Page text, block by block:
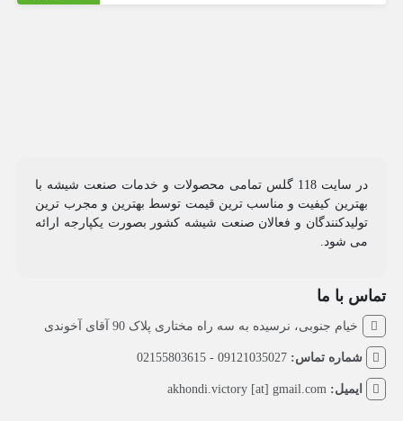
در سایت 118 گلس تمامی محصولات و خدمات صنعت شیشه با
بهترین کیفیت و مناسب ترین قیمت توسط بهترین و مجرب ترین
تولیدکنندگان و فعالان صنعت شیشه کشور بصورت یکپارجه ارائه
می شود.
تماس با ما
خیام جنوبی، نرسیده به سه راه مختاری پلاک 90 آقای آخوندی
شماره تماس:09121035027 - 02155803615
ایمیل:akhondi.victory [at] gmail.com